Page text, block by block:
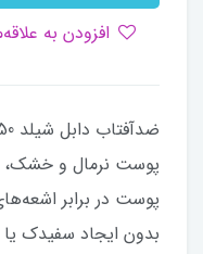
پوست نرمال و خشک،
بدون ایجاد سفیدک